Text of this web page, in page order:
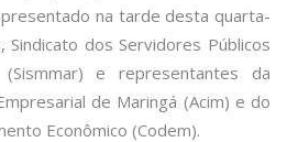
na tarde desta quarta-
dos Servidores Públicos
e representantes da
de Maringá (Acim) e do
Econômico (Codem).